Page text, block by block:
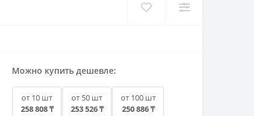
Можно купить дешевле:
от 10 шт
258 808 ₸
от 50 шт
253 526 ₸
от 100 шт
250 886 ₸